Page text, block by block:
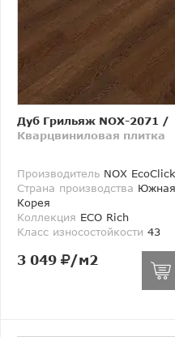
Дуб Грильяж NOX-2071 /
Кварцвиниловая плитка
Производитель NOX EcoClick
Страна производства Южная
Корея
Коллекция ECO Rich
Класс износостойкости 43
3 049 /м2